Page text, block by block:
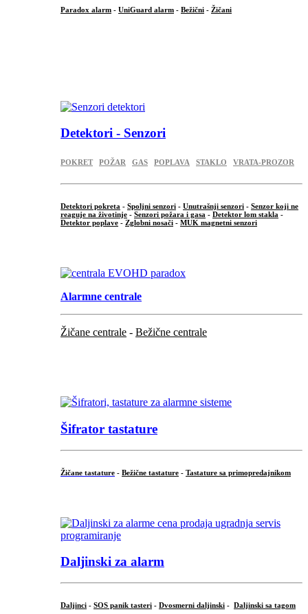
Paradox alarm - UniGuard alarm - Bežični - Žičani
Detektori - Senzori
POKRET POŽAR GAS POPLAVA STAKLO VRATA-PROZOR
Detektori pokreta - Spoljni senzori - Unutrašnji senzori - Senzor koji ne
reaguje na životinje - Senzori požara i gasa - Detektor lom stakla -
Detektor poplave - Zglobni nosači - MUK magnetni senzori
Alarmne centrale
Žičane centrale - Bežične centrale
Šifrator tastature
Žičane tastature - Bežične tastature - Tastature sa primopredajnikom
Daljinski za alarm
Daljinci - SOS panik tasteri - Dvosmerni daljinski - Daljinski sa tagom